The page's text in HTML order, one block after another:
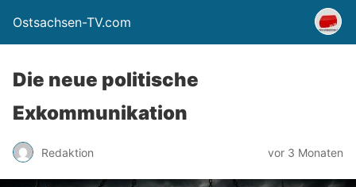
Ostsachsen-TV.com
Die neue politische
Exkommunikation
Redaktion vor 3 Monaten